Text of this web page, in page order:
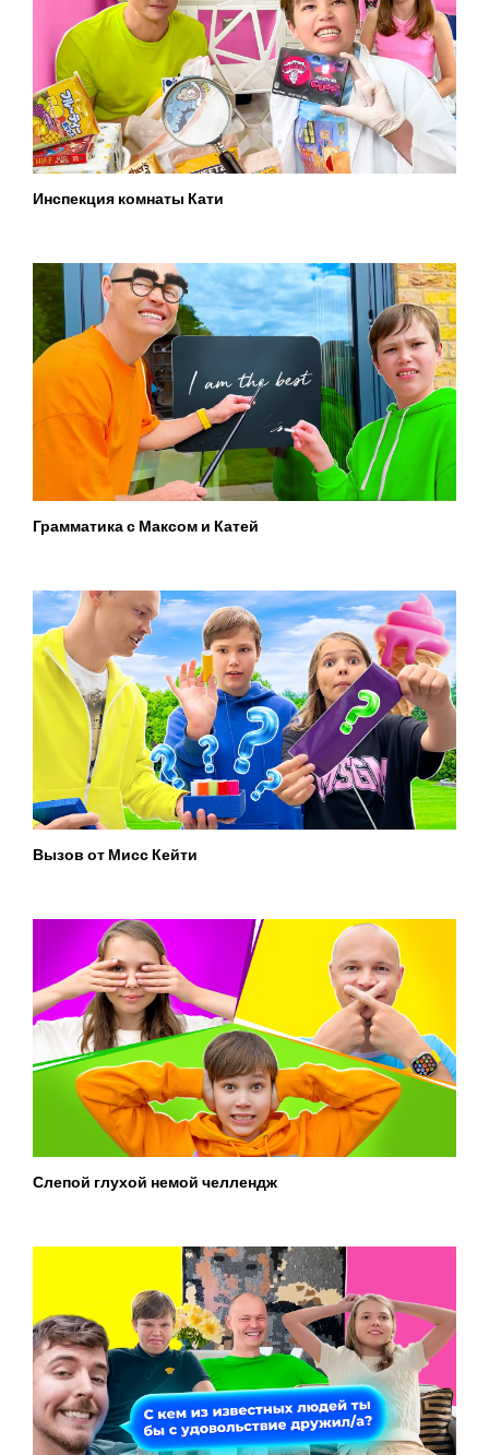
Инспекция комнаты Кати
Грамматика с Максом и Катей
Вызов от Мисс Кейти
Слепой глухой немой челлендж